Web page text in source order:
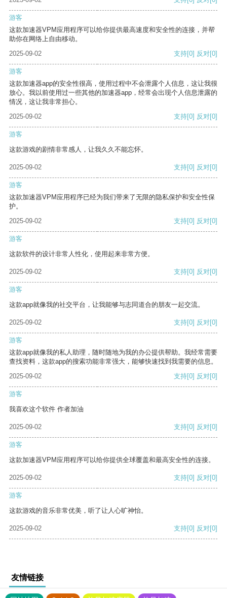
游客
这款加速器VPM应用程序可以给你提供最高速度和安全性的连接，并帮
助你在网络上自由移动。
2025-09-02
支持[0] 反对[0]
游客
这款加速器app的安全性很高，使用过程中不会泄露个人信息，这让我很
放心。我以前使用过一些其他的加速器app，经常会出现个人信息泄露的
情况，这让我非常担心。
2025-09-02
支持[0] 反对[0]
游客
这款游戏的剧情非常感人，让我久久不能忘怀。
2025-09-02 支持[0] 反对[0]
游客
这款加速器VPM应用程序已经为我们带来了无限的隐私保护和安全性保
护。
2025-09-02
支持[0] 反对[0]
游客
这款软件的设计非常人性化，使用起来非常方便。
2025-09-02 支持[0] 反对[0]
游客
这款app就像我的社交平台，让我能够与志同道合的朋友一起交流。
2025-09-02 支持[0] 反对[0]
游客
这款app就像我的私人助理，随时随地为我的办公提供帮助。我经常需要
查找资料，这款app的搜索功能非常强大，能够快速找到我需要的信息。
2025-09-02
支持[0] 反对[0]
游客
我喜欢这个软件 作者加油
2025-09-02 支持[0] 反对[0]
游客
这款加速器VPM应用程序可以给你提供全球覆盖和最高安全性的连接。
2025-09-02 支持[0] 反对[0]
游客
这款游戏的音乐非常优美，听了让人心旷神怡。
2025-09-02 支持[0] 反对[0]
友情链接